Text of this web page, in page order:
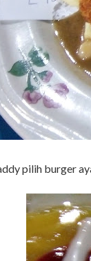
pilih burger